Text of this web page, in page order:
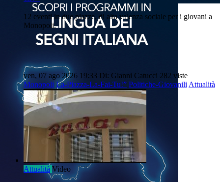
12 eventi in due piazze, di alta valenza sociale per i giovani a
Monopoli.
ven, 07 ago 2026 19:33 Di: Gianni Catucci 282 viste
Monopoli La-Piazza-La-Fai-Tu!” Politiche-Giovanili Attualità
Attualità Video